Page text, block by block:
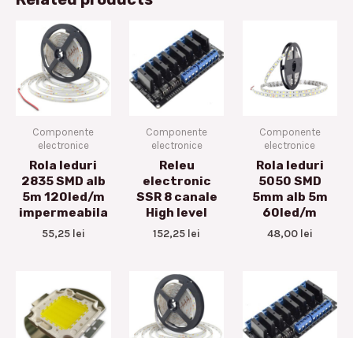
Componente
electronice
Rola leduri
2835 SMD alb
5m 120led/m
impermeabila
55,25 lei
Componente
electronice
Releu
electronic
SSR 8 canale
High level
152,25 lei
Componente
electronice
Rola leduri
5050 SMD
5mm alb 5m
60led/m
48,00 lei